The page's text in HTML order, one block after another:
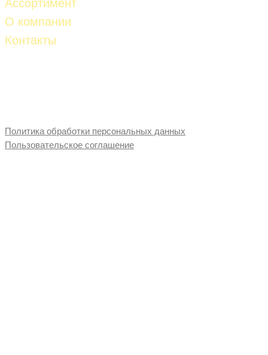
Ассортимент
О компании
Контакты
Политика обработки персональных данных
Пользовательское соглашение